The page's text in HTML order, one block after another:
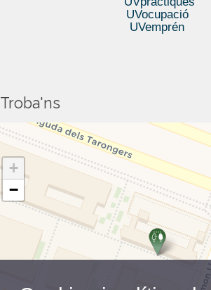
UVocupació
UVemprén
Troba'ns
+
−